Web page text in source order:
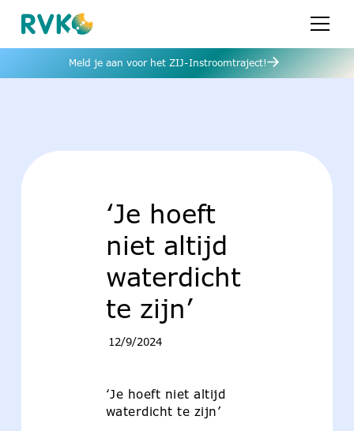
Meld je aan voor het ZIJ-Instroomtraject!
‘Je hoeft
niet altijd
waterdicht
te zijn’
12/9/2024
‘Je hoeft niet altijd
waterdicht te zijn’